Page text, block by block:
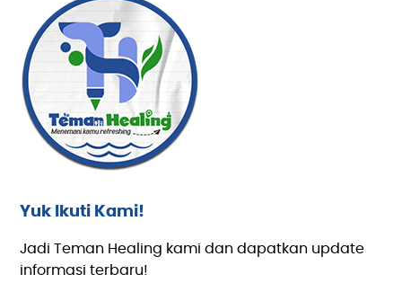
Yuk Ikuti Kami!
Jadi Teman Healing kami dan dapatkan update
informasi terbaru!